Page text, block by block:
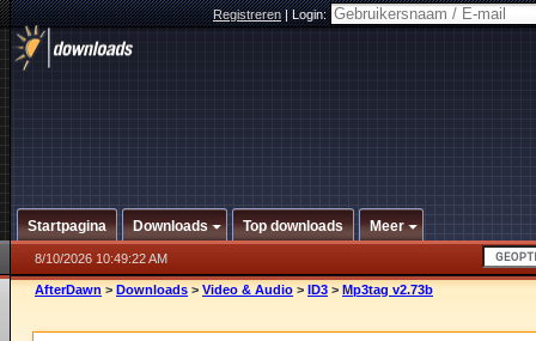
Registreren|Login:
Startpagina Downloads Top downloads Meer
8/10/2026 10:49:22 AM
AfterDawn > Downloads > Video & Audio > ID3 > Mp3tag v2.73b